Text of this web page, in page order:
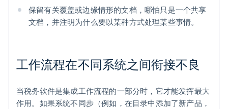
保留有关覆盖或边缘情形的文档，哪怕只是一个共享
文档，并注明为什么要以某种方式处理某些事情。
工作流程在不同系统之间衔接不良
当税务软件是集成工作流程的一部分时，它才能发挥最大
作用。如果系统不同步（例如，在目录中添加了新产品，